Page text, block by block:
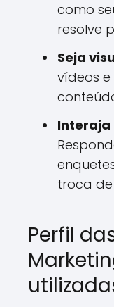
como
resolve
Seja
vídeos
Interaja
troca de
Perfil